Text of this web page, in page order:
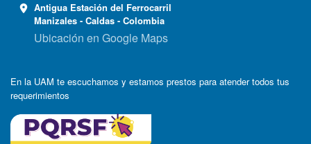
Antigua Estación del Ferrocarril
Manizales - Caldas - Colombia
Ubicación en Google Maps
En la UAM te escuchamos y estamos prestos para atender todos tus
requerimientos